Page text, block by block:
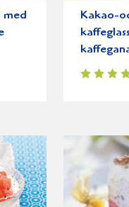
med
Kakao-